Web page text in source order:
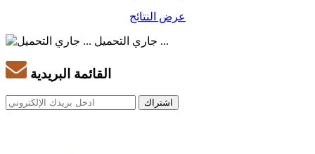
عرض النتائج
جاري التحميل ...
القائمة البريدية